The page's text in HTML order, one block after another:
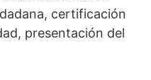
certificación
presentación del